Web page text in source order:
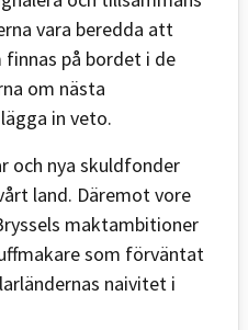
vara beredda att
finnas på bordet i de
om nästa
in veto.
och nya skuldfonder
land. Däremot vore
maktambitioner
som förväntat
naivitet i